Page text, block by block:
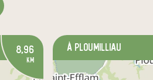
8,96
km
à Ploumilliau